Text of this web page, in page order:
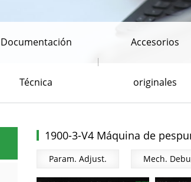
Documentación
Técnica
Accesorios
originales
1900-3-V4 Máquina de
Param. Adjust. Mech.